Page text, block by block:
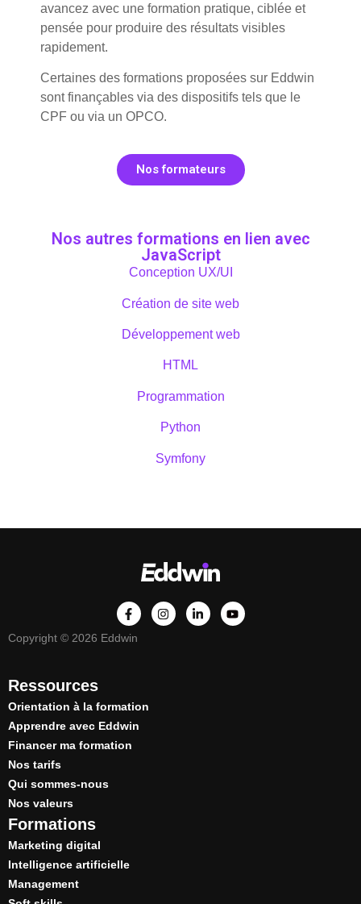
avancez avec une formation pratique, ciblée et
pensée pour produire des résultats visibles
rapidement.
Certaines des formations proposées sur Eddwin
sont finançables via des dispositifs tels que le
CPF ou via un OPCO.
Nos formateurs
Nos autres formations en lien avec
JavaScript
Conception UX/UI
Création de site web
Développement web
HTML
Programmation
Python
Symfony
Copyright © 2026 Eddwin
Ressources
Orientation à la formation
Apprendre avec Eddwin
Financer ma formation
Nos tarifs
Qui sommes-nous
Nos valeurs
Formations
Marketing digital
Intelligence artificielle
Management